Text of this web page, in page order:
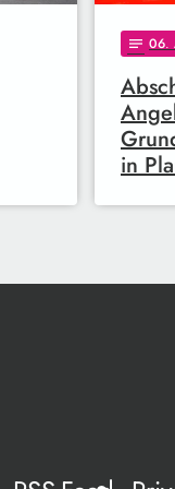
notes 06.
in